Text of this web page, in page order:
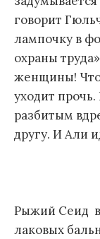
говорит
лампочку в
охраны
женщины! Что
уходит
разбитым
другу. И Али
Рыжий Сеид
лаковых